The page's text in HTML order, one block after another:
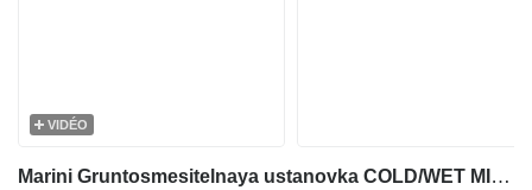
VIDÉO
Marini Gruntosmesitelnaya ustanovka COLD/WET MIX PLANT